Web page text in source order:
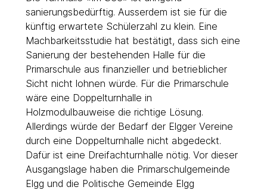
sanierungsbedürftig. Ausserdem ist sie für die
künftig erwartete Schülerzahl zu klein. Eine
Machbarkeitsstudie hat bestätigt, dass sich eine
Sanierung der bestehenden Halle für die
Primarschule aus finanzieller und betrieblicher
Sicht nicht lohnen würde. Für die Primarschule
wäre eine Doppelturnhalle in
Holzmodulbauweise die richtige Lösung.
Allerdings würde der Bedarf der Elgger Vereine
durch eine Doppelturnhalle nicht abgedeckt.
Dafür ist eine Dreifachturnhalle nötig. Vor dieser
Ausgangslage haben die Primarschulgemeinde
Elgg und die Politische Gemeinde Elgg